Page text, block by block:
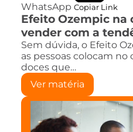
WhatsApp Copiar Link
Efeito Ozempic na
vender com a
Sem dúvida, o Efeito
as pessoas colocam no
doces que…
Ver matéria